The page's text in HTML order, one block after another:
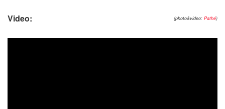
(photo&video: Pathé)
Video: